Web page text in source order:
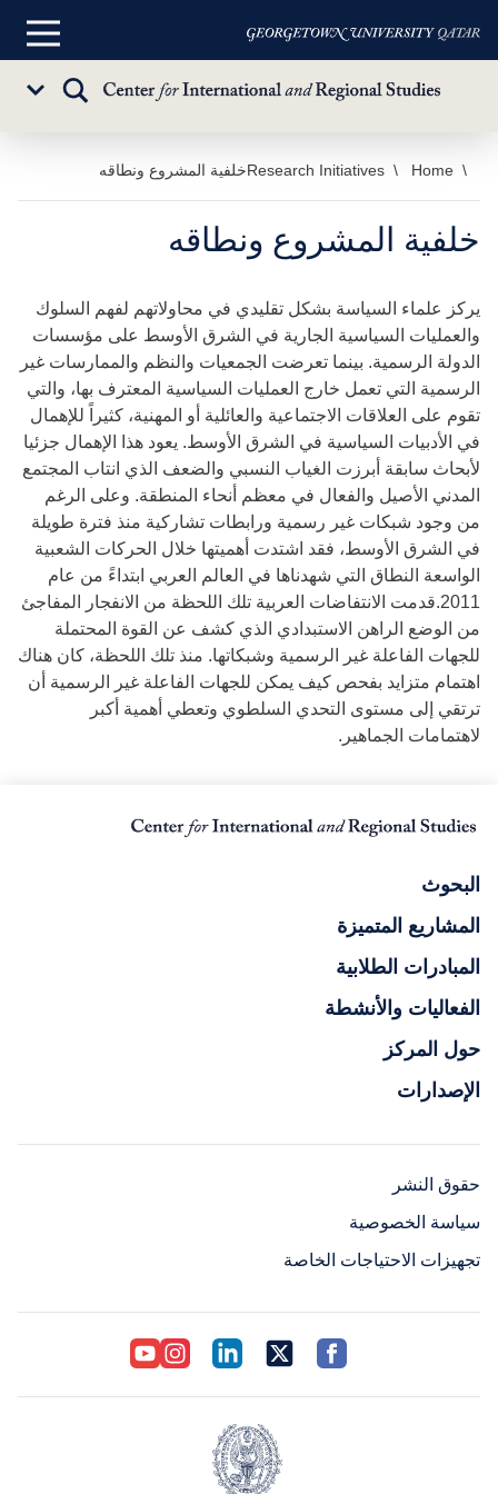
تخطي
إلى
المحتوى
الرئيسي
القائمة
تبديل
Home
Research Initiativesخلفية المشروع ونطاقه
خلفية المشروع ونطاقه
يركز علماء السياسة بشكل تقليدي في محاولاتهم لفهم السلوك
والعمليات السياسية الجارية في الشرق الأوسط على مؤسسات
الدولة الرسمية. بينما تعرضت الجمعيات والنظم والممارسات غير
الرسمية التي تعمل خارج العمليات السياسية المعترف بها، والتي
تقوم على العلاقات الاجتماعية والعائلية أو المهنية، كثيراً للإهمال
في الأدبيات السياسية في الشرق الأوسط. يعود هذا الإهمال جزئيا
لأبحاث سابقة أبرزت الغياب النسبي والضعف الذي انتاب المجتمع
المدني الأصيل والفعال في معظم أنحاء المنطقة. وعلى الرغم
من وجود شبكات غير رسمية ورابطات تشاركية منذ فترة طويلة
في الشرق الأوسط، فقد اشتدت أهميتها خلال الحركات الشعبية
الواسعة النطاق التي شهدناها في العالم العربي ابتداءً من عام
2011.قدمت الانتفاضات العربية تلك اللحظة من الانفجار المفاجئ
من الوضع الراهن الاستبدادي الذي كشف عن القوة المحتملة
للجهات الفاعلة غير الرسمية وشبكاتها. منذ تلك اللحظة، كان هناك
اهتمام متزايد بفحص كيف يمكن للجهات الفاعلة غير الرسمية أن
ترتقي إلى مستوى التحدي السلطوي وتعطي أهمية أكبر
لاهتمامات الجماهير.
البحوث
المشاريع المتميزة
المبادرات الطلابية
الفعاليات والأنشطة
حول المركز
الإصدارات
حقوق النشر
سياسة الخصوصية
تجهيزات الاحتياجات الخاصة